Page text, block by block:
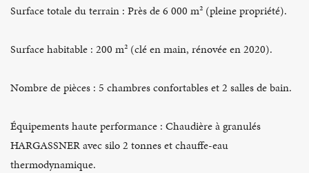
Surface totale du terrain : Près de 6 000 m² (pleine propriété).
Surface habitable : 200 m² (clé en main, rénovée en 2020).
Nombre de pièces : 5 chambres confortables et 2 salles de bain.
Équipements haute performance : Chaudière à granulés
HARGASSNER avec silo 2 tonnes et chauffe-eau
thermodynamique.